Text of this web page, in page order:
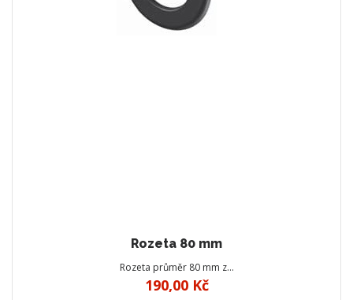
Rozeta 80 mm
Rozeta průměr 80 mm z…
190,00 Kč